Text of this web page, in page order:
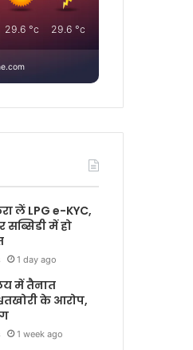
29.6 °c 29.6 °c
लें LPG e-KYC,
में हो
1 day ago
में तैनात
के आरोप,
1 week ago